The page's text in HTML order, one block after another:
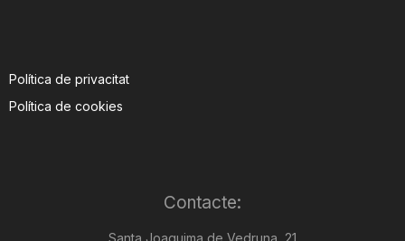
Política de privacitat
Política de cookies
Contacte: